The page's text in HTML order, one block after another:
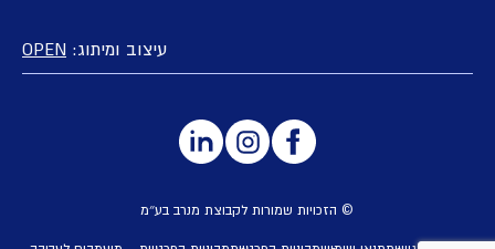
עיצוב ומיתוג: OPEN
© הזכויות שמורות לקבוצת מנרב בע״מ